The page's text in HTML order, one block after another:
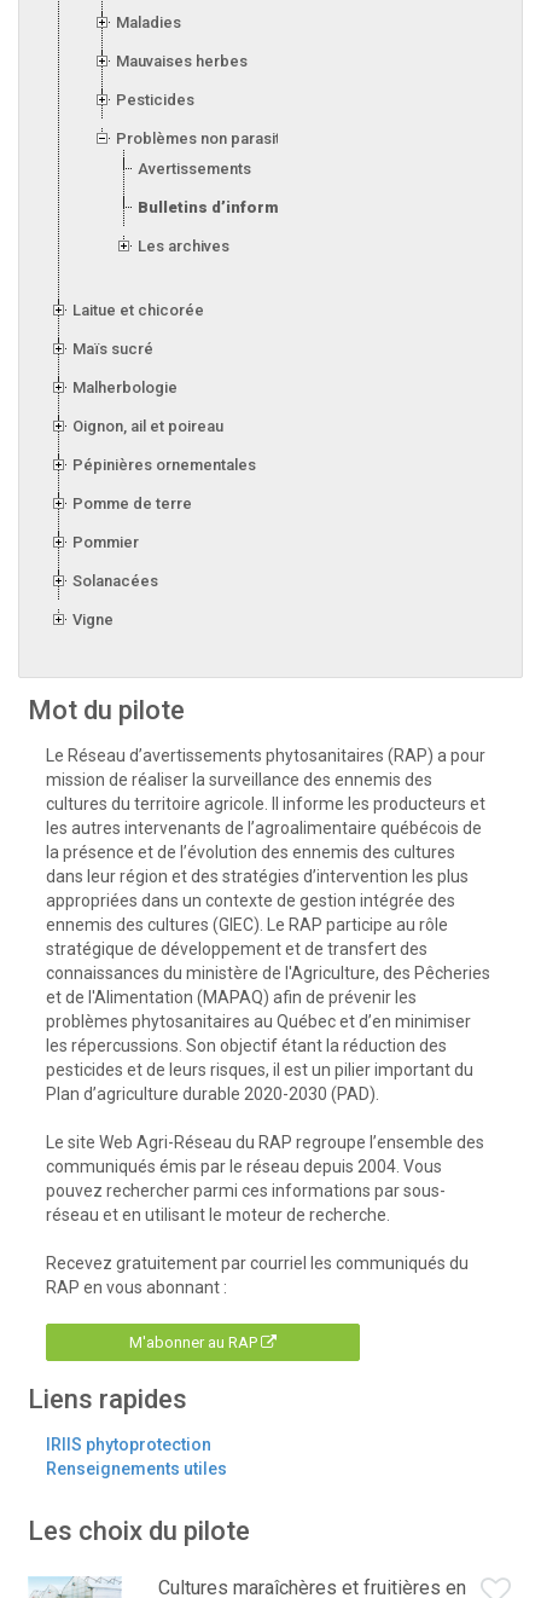
Maladies
Mauvaises herbes
Pesticides
Problèmes non parasitaires
Avertissements
Bulletins d’information
Les archives
Laitue et chicorée
Maïs sucré
Malherbologie
Oignon, ail et poireau
Pépinières ornementales
Pomme de terre
Pommier
Solanacées
Vigne
Mot du pilote
Le Réseau d’avertissements phytosanitaires (RAP) a pour
mission de réaliser la surveillance des ennemis des
cultures du territoire agricole. Il informe les producteurs et
les autres intervenants de l’agroalimentaire québécois de
la présence et de l’évolution des ennemis des cultures
dans leur région et des stratégies d’intervention les plus
appropriées dans un contexte de gestion intégrée des
ennemis des cultures (GIEC). Le RAP participe au rôle
stratégique de développement et de transfert des
connaissances du ministère de l'Agriculture, des Pêcheries
et de l'Alimentation (MAPAQ) afin de prévenir les
problèmes phytosanitaires au Québec et d’en minimiser
les répercussions. Son objectif étant la réduction des
pesticides et de leurs risques, il est un pilier important du
Plan d’agriculture durable 2020-2030 (PAD).
Le site Web Agri-Réseau du RAP regroupe l’ensemble des
communiqués émis par le réseau depuis 2004. Vous
pouvez rechercher parmi ces informations par sous-
réseau et en utilisant le moteur de recherche.
Recevez gratuitement par courriel les communiqués du
RAP en vous abonnant :
M'abonner au RAP
Liens rapides
IRIIS phytoprotection
Renseignements utiles
Les choix du pilote
Cultures maraîchères et fruitières en